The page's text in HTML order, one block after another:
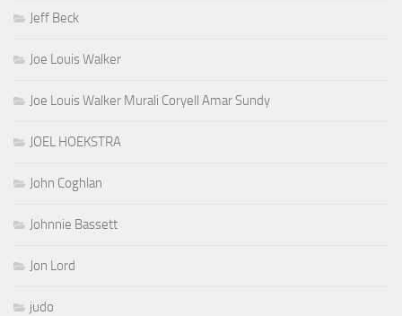
Jeff Beck
Joe Louis Walker
Joe Louis Walker Murali Coryell Amar Sundy
JOEL HOEKSTRA
John Coghlan
Johnnie Bassett
Jon Lord
judo